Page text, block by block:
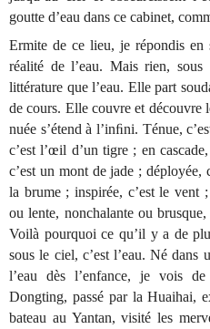
goutte d’eau dans ce cabinet,
Ermite de ce lieu, je répondis en
réalité de l’eau. Mais rien,
littérature que l’eau. Elle part
de cours. Elle couvre et découvre
nuée s’étend à l’inﬁni. Ténue,
c’est l’œil d’un tigre ; en
c’est un mont de jade ; déployée,
la brume ; inspirée, c’est le vent
ou lente, nonchalante ou
Voilà pourquoi ce qu’il y a de
sous le ciel, c’est l’eau. Né dans
l’eau dès l’enfance, je vois
Dongting, passé par la Huaihai,
bateau au Yantan, visité les